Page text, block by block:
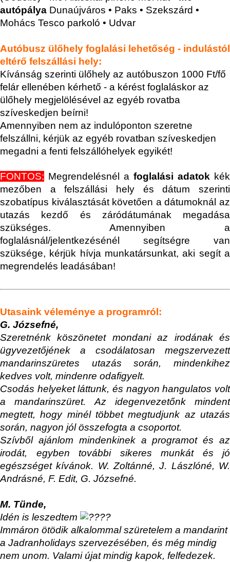
autópálya Dunaújváros • Paks • Szekszárd •
Mohács Tesco parkoló • Udvar
Autóbusz ülőhely foglalási lehetőség - indulástól
eltérő felszállási hely:
Kívánság szerinti ülőhely az autóbuszon 1000 Ft/fő
felár ellenében kérhető - a kérést foglaláskor az
ülőhely megjelölésével az egyéb rovatba
szíveskedjen beírni!
Amennyiben nem az indulóponton szeretne
felszállni, kérjük az egyéb rovatban szíveskedjen
megadni a fenti felszállóhelyek egyikét!
FONTOS: Megrendelésnél a foglalási adatok kék
mezőben a felszállási hely és dátum szerinti
szobatípus kiválasztását követően a dátumoknál az
utazás kezdő és záródátumának megadása
szükséges. Amennyiben a
foglalásnál/jelentkezésénél segítségre van
szüksége, kérjük hívja munkatársunkat, aki segít a
megrendelés leadásában!
Utasaink véleménye a programról:
G. Józsefné,
Szeretnénkköszönetet mondani az irodának és
ügyvezetőjének a csodálatosan megszervezett
mandarinszüretes utazás során, mindenkihez
kedves volt, mindenre odafigyelt.
Csodás helyeket láttunk, és nagyon hangulatos volt
a mandarinszüret. Az idegenvezetőnk mindent
megtett, hogy minél többet megtudjunk az utazás
során, nagyon jól összefogta a csoportot.
Szívből ajánlom mindenkinek a programot és az
irodát, egyben további sikeres munkát és jó
egészségetkívánok. W. Zoltánné, J. Lászlóné, W.
Andrásné, F. Edit, G. Józsefné.
M. Tünde,
Idén is leszedtem
Immáron ötödik alkalommal szüretelem a mandarint
a Jadranholidays szervezésében, és még mindig
nem unom. Valami újat mindig kapok, felfedezek.